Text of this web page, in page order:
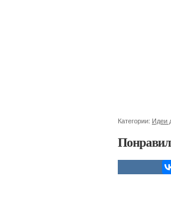
Категории: Идеи